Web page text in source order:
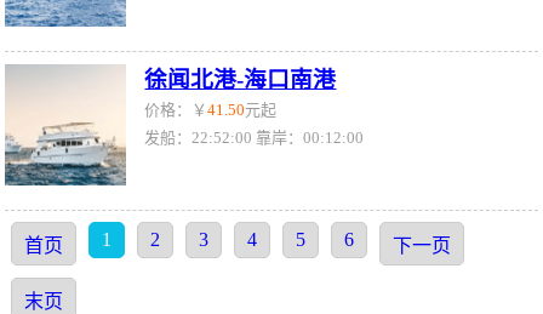
徐闻北港-海口南港
价格：￥41.50元起
发船：22:52:00 靠岸：00:12:00
首页 1 2 3 4 5 6 下一页
末页